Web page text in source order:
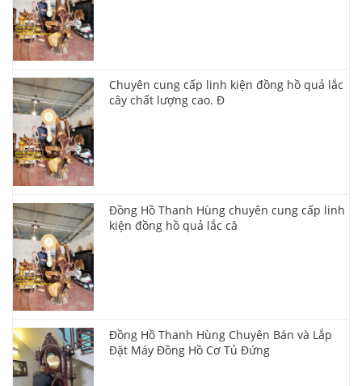
Chuyên cung cấp linh kiện đồng hồ quả lắc
cây chất lượng cao. Đ
Đồng Hồ Thanh Hùng chuyên cung cấp linh
kiện đồng hồ quả lắc câ
Đồng Hồ Thanh Hùng Chuyên Bán và Lắp
Đặt Máy Đồng Hồ Cơ Tủ Đứng